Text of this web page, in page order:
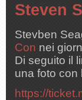
Steven
Stevben
Con nei
Di seguito il
una foto con
https://